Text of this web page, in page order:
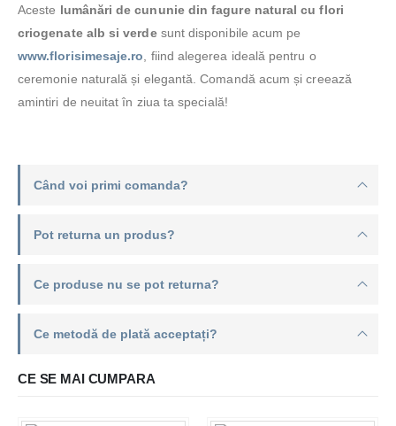
Aceste lumânări de cununie din fagure natural cu flori
criogenate alb si verdesunt disponibile acum pe
www.florisimesaje.ro , fiind alegerea ideală pentru o
ceremonie naturală și elegantă. Comandă acum și creează
amintiri de neuitat în ziua ta specială!
Când voi primi comanda?
Pot returna un produs?
Ce produse nu se pot returna?
Ce metodă de plată acceptați?
CE SE MAI CUMPARA